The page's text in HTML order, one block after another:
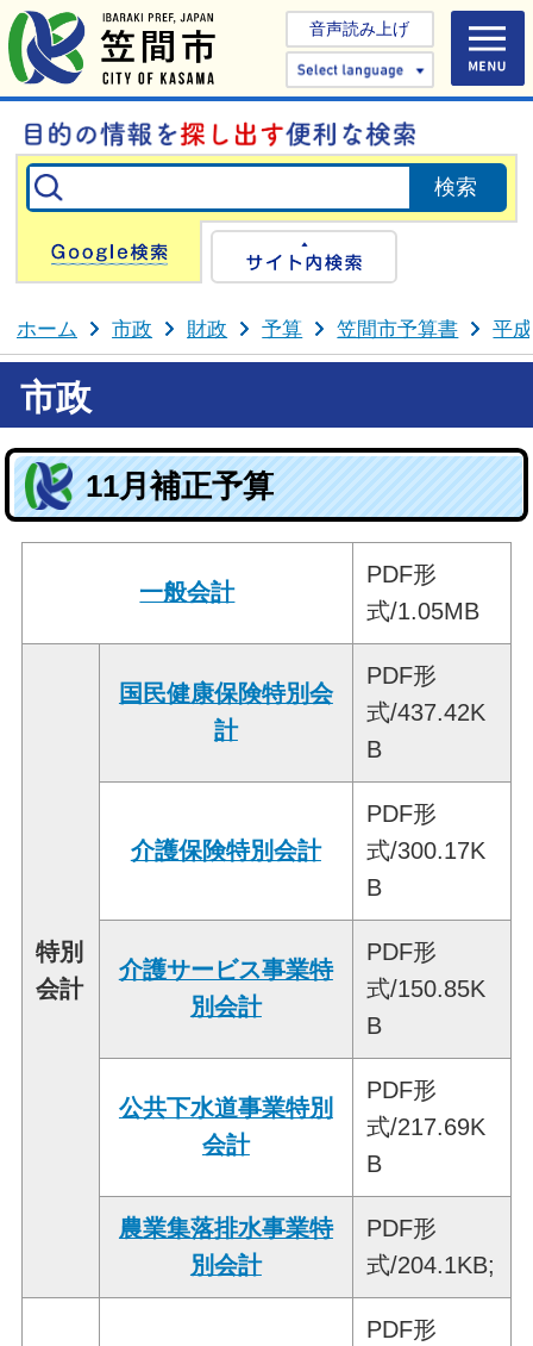
音声読み上げ
Select
Google検索
ホーム 市政 財政 予算 笠間市予算書 平
市政
11月補正予算
一般会計
PDF形
式/1.05MB
特別
会計
国民健康保険特別会
計
PDF形
式/437.42K
B
介護保険特別会計
PDF形
式/300.17K
B
介護サービス事業特
別会計
PDF形
式/150.85K
B
公共下水道事業特別
会計
PDF形
式/217.69K
B
農業集落排水事業特
別会計
PDF形
式/204.1KB;
PDF形